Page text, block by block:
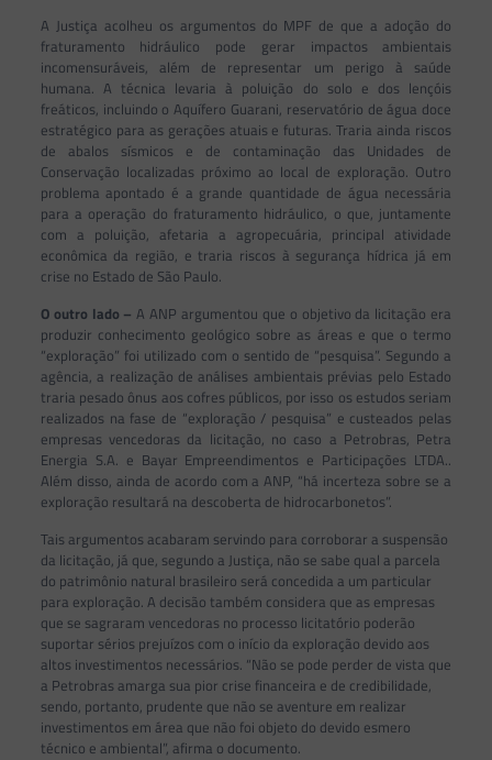
A Justiça acolheu os argumentos do MPF de que a adoção do
fraturamento hidráulico pode gerar impactos ambientais
incomensuráveis, além de representar um perigo à saúde
humana. A técnica levaria à poluição do solo e dos lençóis
freáticos, incluindo o Aquífero Guarani, reservatório de água doce
estratégico para as gerações atuais e futuras. Traria ainda riscos
de abalos sísmicos e de contaminação das Unidades de
Conservação localizadas próximo ao local de exploração. Outro
problema apontado é a grande quantidade de água necessária
para a operação do fraturamento hidráulico, o que, juntamente
com a poluição, afetaria a agropecuária, principal atividade
econômica da região, e traria riscos à segurança hídrica já em
crise no Estado de São Paulo.
O outro lado – A ANP argumentou que o objetivo da licitação era
produzir conhecimento geológico sobre as áreas e que o termo
“exploração” foi utilizado com o sentido de “pesquisa”. Segundo a
agência, a realização de análises ambientais prévias pelo Estado
traria pesado ônus aos cofres públicos, por isso os estudos seriam
realizados na fase de “exploração / pesquisa” e custeados pelas
empresas vencedoras da licitação, no caso a Petrobras, Petra
Energia S.A. e Bayar Empreendimentos e Participações LTDA..
Além disso, ainda de acordo com a ANP, “há incerteza sobre se a
exploração resultará na descoberta de hidrocarbonetos”.
Tais argumentos acabaram servindo para corroborar a suspensão
da licitação, já que, segundo a Justiça, não se sabe qual a parcela
do patrimônio natural brasileiro será concedida a um particular
para exploração. A decisão também considera que as empresas
que se sagraram vencedoras no processo licitatório poderão
suportar sérios prejuízos com o início da exploração devido aos
altos investimentos necessários. “Não se pode perder de vista que
a Petrobras amarga sua pior crise financeira e de credibilidade,
sendo, portanto, prudente que não se aventure em realizar
investimentos em área que não foi objeto do devido esmero
técnico e ambiental”, afirma o documento.